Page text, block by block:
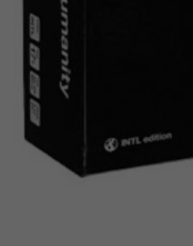
На каком языке